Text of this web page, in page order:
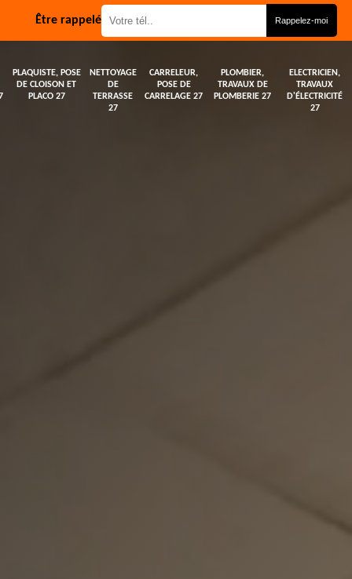
Être rappelé
PLAQUISTE, POSE
DE CLOISON ET
PLACO 27
NETTOYAGE
DE
TERRASSE
27
CARRELEUR,
POSE DE
CARRELAGE 27
PLOMBIER,
TRAVAUX DE
PLOMBERIE 27
ELECTRICIEN,
TRAVAUX
D'ÉLECTRICITÉ
27